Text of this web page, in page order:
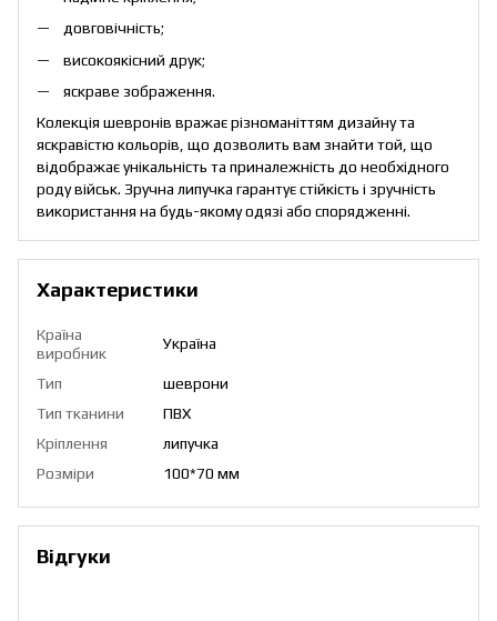
довговічність;
високоякісний друк;
яскраве зображення.
Колекція шевронів вражає різноманіттям дизайну та
яскравістю кольорів, що дозволить вам знайти той, що
відображає унікальність та приналежність до необхідного
роду військ. Зручна липучка гарантує стійкість і зручність
використання на будь-якому одязі або спорядженні.
Характеристики
Країна
виробник
Україна
Тип
шеврони
Тип тканини
ПВХ
Кріплення
липучка
Розміри
100*70 мм
Відгуки